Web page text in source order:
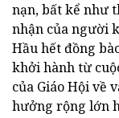
nạn, bất kể như
nhận của người
Hầu hết đồng
khởi hành từ
của Giáo Hội về
hưởng rộng lớn